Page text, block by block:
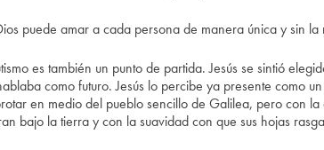
puede amar a cada persona de manera única y sin la
es también un punto de partida. Jesús se sintió
como futuro. Jesús lo percibe ya presente como
en medio del pueblo sencillo de Galilea, pero con
bajo la tierra y con la suavidad con que sus hojas